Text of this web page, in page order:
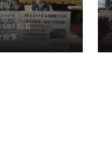
列活動「宮廟風
市
曾朝榮批評宣傳
、效益差
獻元
年五月02日
觀看
分享